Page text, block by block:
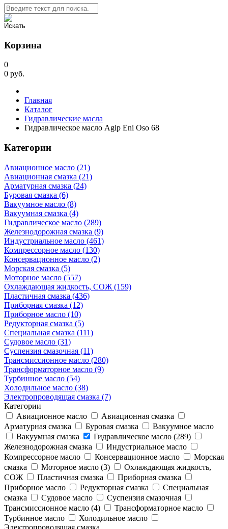
Корзина
0
0 руб.
Главная
Каталог
Гидравлические масла
Гидравлическое масло Agip Eni Oso 68
Категории
Авиационное масло (21)
Авиационная смазка (21)
Арматурная смазка (24)
Буровая смазка (6)
Вакуумное масло (8)
Вакуумная смазка (4)
Гидравлическое масло (289)
Железнодорожная смазка (9)
Индустриальное масло (461)
Компрессорное масло (130)
Консервационное масло (2)
Морская смазка (5)
Моторное масло (557)
Охлаждающая жидкость, СОЖ (159)
Пластичная смазка (436)
Приборная смазка (12)
Приборное масло (10)
Редукторная смазка (5)
Специальная смазка (111)
Судовое масло (31)
Суспензия смазочная (11)
Трансмиссионное масло (280)
Трансформаторное масло (9)
Турбинное масло (54)
Холодильное масло (38)
Электропроводящая смазка (7)
Категории
Авиационное масло
Авиационная смазка
Арматурная смазка
Буровая смазка
Вакуумное масло
Вакуумная смазка
Гидравлическое масло (289)
Железнодорожная смазка
Индустриальное масло
Компрессорное масло
Консервационное масло
Морская
смазка
Моторное масло (3)
Охлаждающая жидкость,
СОЖ
Пластичная смазка
Приборная смазка
Приборное масло
Редукторная смазка
Специальная
смазка
Судовое масло
Суспензия смазочная
Трансмиссионное масло (4)
Трансформаторное масло
Турбинное масло
Холодильное масло
Электропроводящая смазка